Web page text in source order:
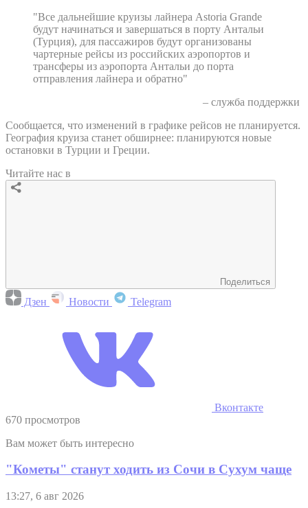
"Все дальнейшие круизы лайнера Astoria Grande
будут начинаться и завершаться в порту Антальи
(Турция), для пассажиров будут организованы
чартерные рейсы из российских аэропортов и
трансферы из аэропорта Антальи до порта
отправления лайнера и обратно"
– служба поддержки
Сообщается, что изменений в графике рейсов не планируется.
География круиза станет обширнее: планируются новые
остановки в Турции и Греции.
Читайте нас в
Поделиться
Дзен Новости Telegram
Вконтакте
670 просмотров
Вам может быть интересно
"Кометы" станут ходить из Сочи в Сухум чаще
13:27, 6 авг 2026